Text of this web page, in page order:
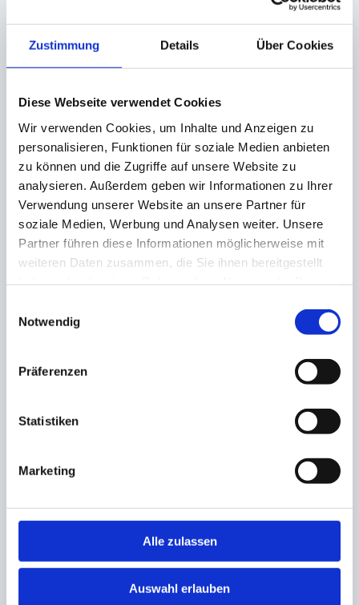
Zustimmung Details Über Cookies
Diese Webseite verwendet Cookies
Wir verwenden Cookies, um Inhalte und Anzeigen zu
personalisieren, Funktionen für soziale Medien anbieten
zu können und die Zugriffe auf unsere Website zu
analysieren. Außerdem geben wir Informationen zu Ihrer
Verwendung unserer Website an unsere Partner für
soziale Medien, Werbung und Analysen weiter. Unsere
Partner führen diese Informationen möglicherweise mit
weiteren Daten zusammen, die Sie ihnen bereitgestellt
Notwendig
Präferenzen
Statistiken
Marketing
Alle zulassen
Auswahl erlauben
2
arbeiten wir an der Wurzel.
3
Veränderung mitnehmen
Viele spüren schon nach wenigen Sitzungen eine
deutliche Veränderung. Deine persönliche
Audioaufnahme festigt sie im Alltag.
gleichermaßen tragen.
andere kommen lieber persönlich vorbei,
gleichermaßen, du wählst, was sich für dich
Online, von überall
Bequem & genauso intensiv